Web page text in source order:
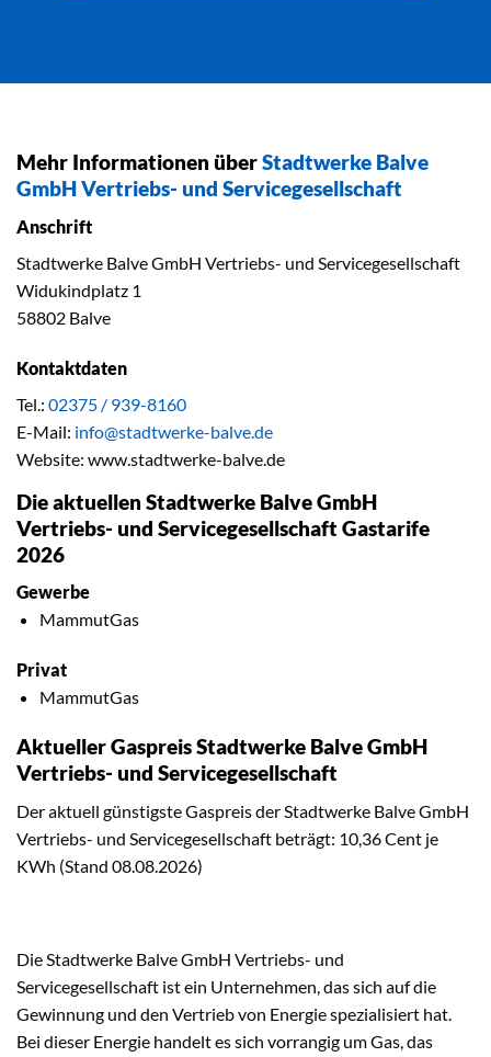
Mehr Informationen überStadtwerke Balve
GmbH Vertriebs- und Servicegesellschaft
Anschrift
Stadtwerke Balve GmbH Vertriebs- und Servicegesellschaft
Widukindplatz 1
58802 Balve
Kontaktdaten
Tel.: 02375 / 939-8160
E-Mail: info@stadtwerke-balve.de
Website: www.stadtwerke-balve.de
Die aktuellen Stadtwerke Balve GmbH
Vertriebs- und Servicegesellschaft Gastarife
2026
Gewerbe
MammutGas
Privat
MammutGas
Aktueller Gaspreis Stadtwerke Balve GmbH
Vertriebs- und Servicegesellschaft
Der aktuell günstigste Gaspreis der Stadtwerke Balve GmbH
Vertriebs- und Servicegesellschaft beträgt: 10,36 Cent je
KWh (Stand 08.08.2026)
Die Stadtwerke Balve GmbH Vertriebs- und
Servicegesellschaft ist ein Unternehmen, das sich auf die
Gewinnung und den Vertrieb von Energie spezialisiert hat.
Bei dieser Energie handelt es sich vorrangig um Gas, das